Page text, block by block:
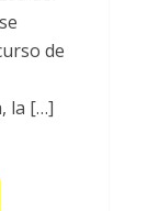
de
la […]